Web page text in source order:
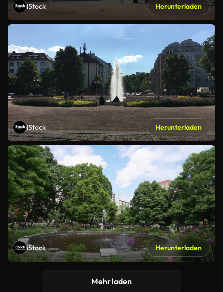
iStock Herunterladen
iStock Herunterladen
iStock Herunterladen
Mehr laden